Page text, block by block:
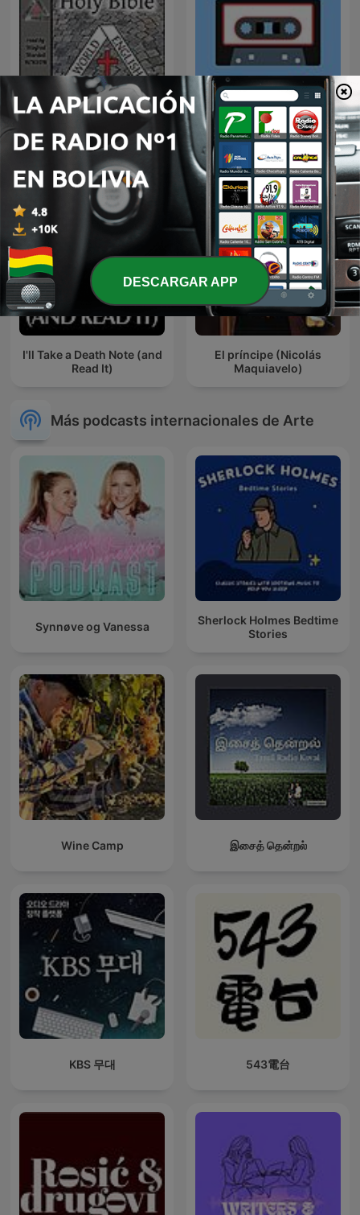
Bible - World English Bible
(Complete)
Anthropotamus -
Anthropology Podcast
I'll Take a Death Note (and
Read It)
El príncipe (Nicolás
Maquiavelo)
Más podcasts internacionales de Arte
Synnøve og Vanessa
Sherlock Holmes Bedtime
Stories
Wine Camp இசைத் தென்றல்
KBS 무대 543電台
DESCARGAR APP